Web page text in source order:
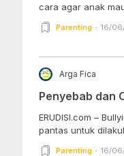
cara agar anak
Parenting 16/
Arga Fica
Penyebab dan
ERUDISI.com –
pantas untuk
Parenting 16/